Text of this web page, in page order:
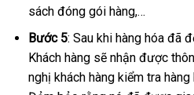
sách đóng gói hàng,…
Bước 5: Sau khi hàng hóa đã
Khách hàng sẽ nhận được
nghị khách hàng kiểm tra